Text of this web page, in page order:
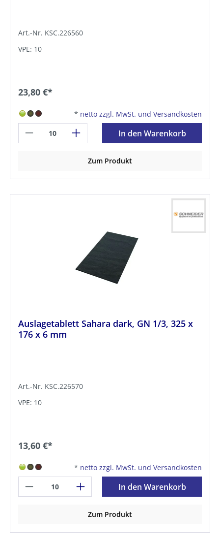
Art.-Nr. KSC.226560
VPE: 10
23,80 €*
* netto zzgl. MwSt. und Versandkosten
In den Warenkorb
Zum Produkt
Auslagetablett Sahara dark, GN 1/3, 325 x
176 x 6 mm
Art.-Nr. KSC.226570
VPE: 10
13,60 €*
* netto zzgl. MwSt. und Versandkosten
In den Warenkorb
Zum Produkt